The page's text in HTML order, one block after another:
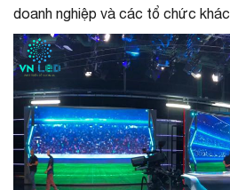
doanh nghiệp và các tổ chức khác.